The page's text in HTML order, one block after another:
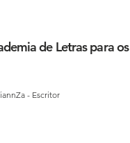
de Letras para os
- Escritor